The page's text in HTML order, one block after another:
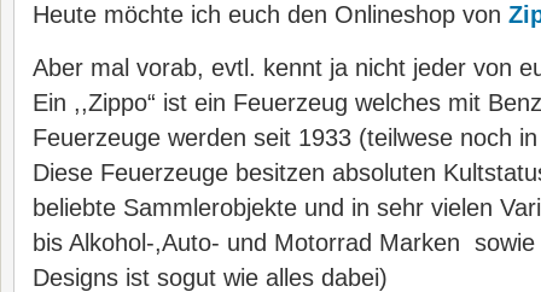
Heute möchte ich euch den Onlineshop von
Aber mal vorab, evtl. kennt ja nicht jeder von
Ein ,,Zippo“ ist ein Feuerzeug welches mit
Feuerzeuge werden seit 1933 (teilwese noch
Diese Feuerzeuge besitzen absoluten
beliebte Sammlerobjekte und in sehr vielen
bis Alkohol-,Auto- und Motorrad Marken
Designs ist sogut wie alles dabei)